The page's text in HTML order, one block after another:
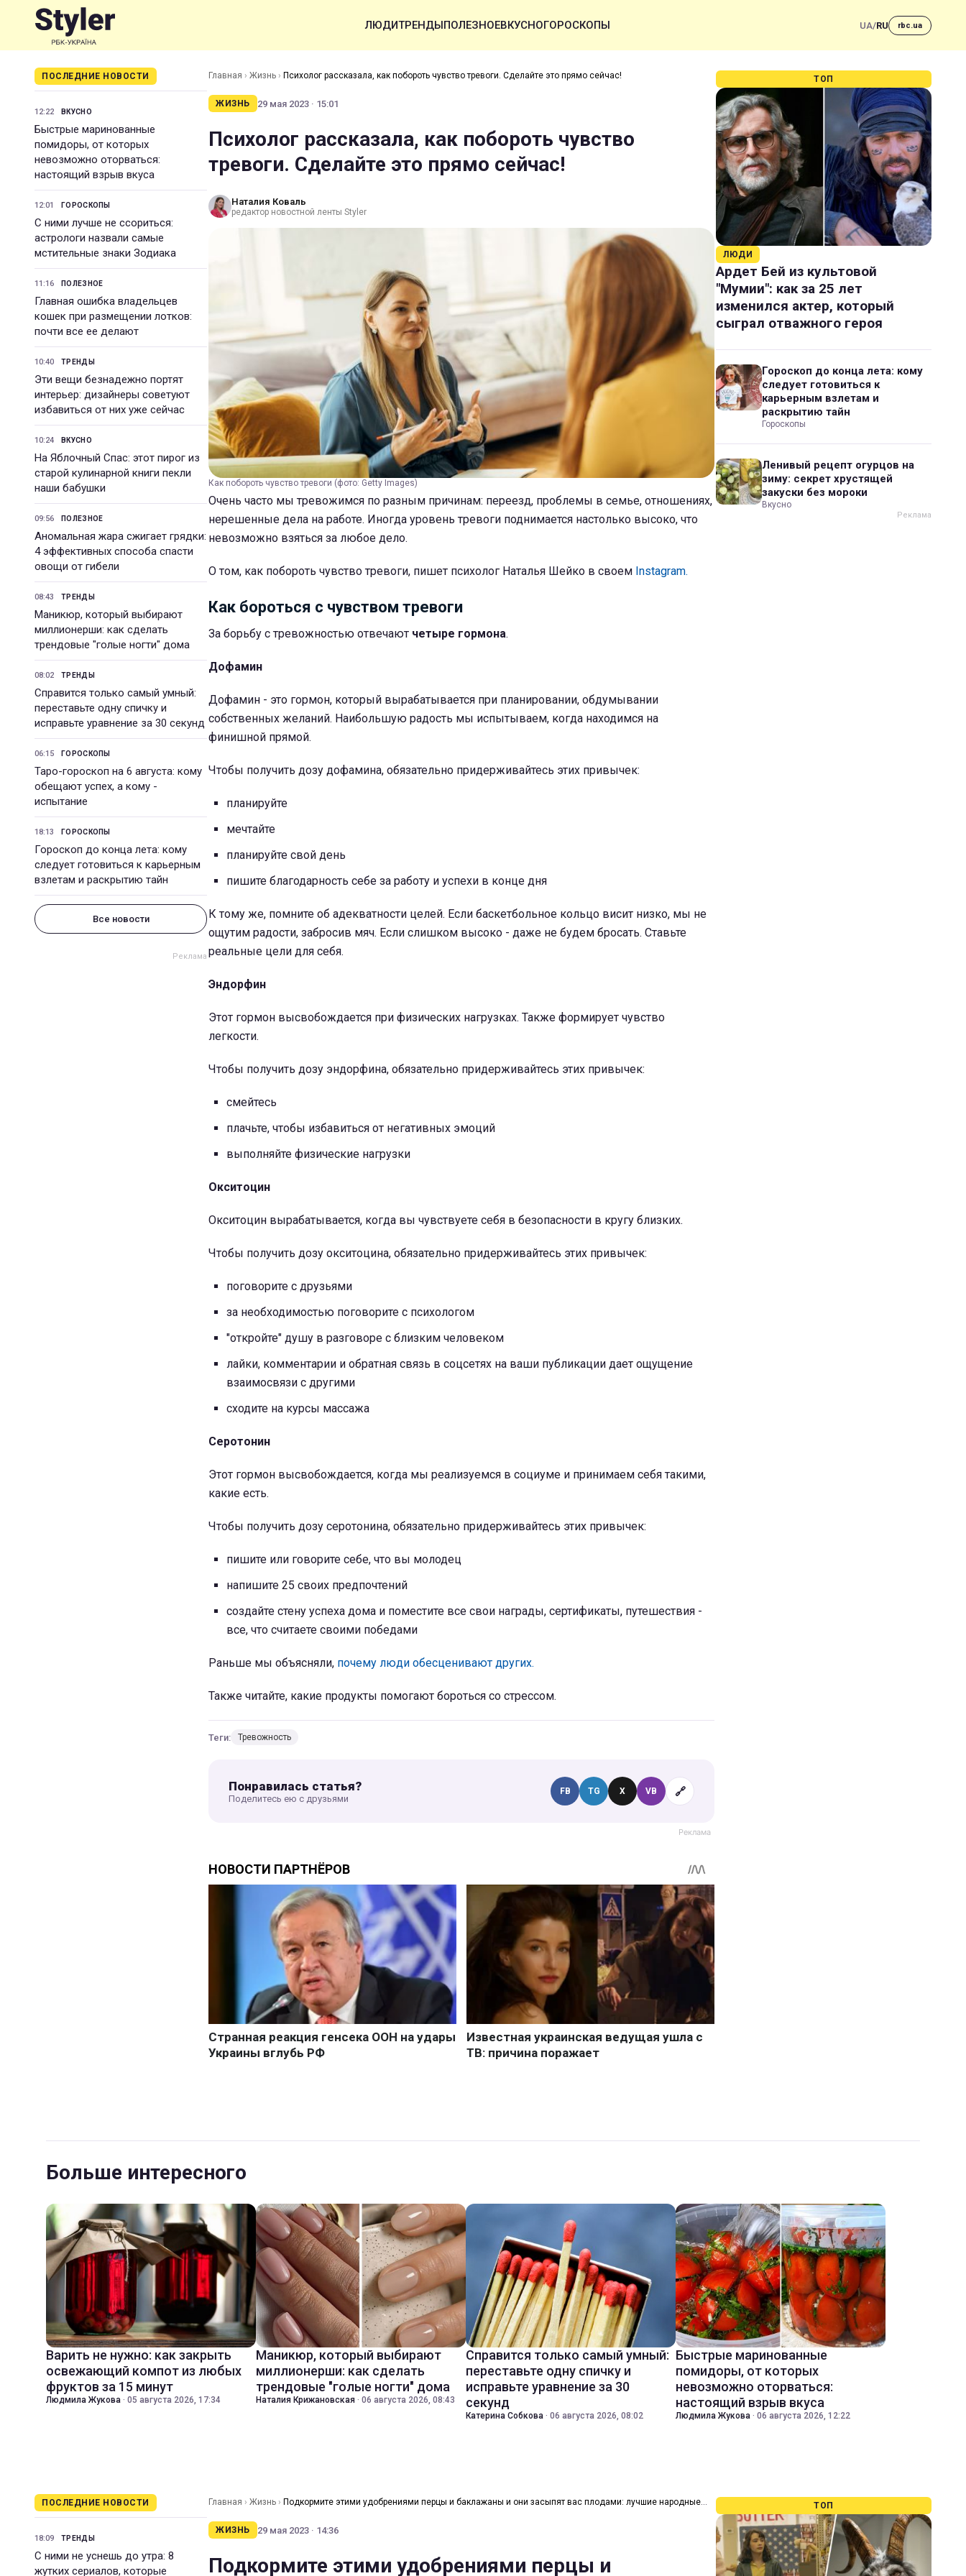
ЛЮДИТРЕНДЫПОЛЕЗНОЕВКУСНОГОРОСКОПЫ UA/RU rbc.ua
ПОСЛЕДНИЕ НОВОСТИ
12:22 ВКУСНО
Быстрые маринованные
помидоры, от которых
невозможно оторваться:
настоящий взрыв вкуса
12:01 ГОРОСКОПЫ
С ними лучше не ссориться:
астрологи назвали самые
мстительные знаки Зодиака
11:16 ПОЛЕЗНОЕ
Главная ошибка владельцев
кошек при размещении лотков:
почти все ее делают
10:40 ТРЕНДЫ
Эти вещи безнадежно портят
интерьер: дизайнеры советуют
избавиться от них уже сейчас
10:24 ВКУСНО
На Яблочный Спас: этот пирог из
старой кулинарной книги пекли
наши бабушки
09:56 ПОЛЕЗНОЕ
Аномальная жара сжигает грядки:
4 эффективных способа спасти
овощи от гибели
08:43 ТРЕНДЫ
Маникюр, который выбирают
миллионерши: как сделать
трендовые "голые ногти" дома
08:02 ТРЕНДЫ
Справится только самый умный:
переставьте одну спичку и
исправьте уравнение за 30 секунд
06:15 ГОРОСКОПЫ
Таро-гороскоп на 6 августа: кому
обещают успех, а кому -
испытание
18:13 ГОРОСКОПЫ
Гороскоп до конца лета: кому
следует готовиться к карьерным
взлетам и раскрытию тайн
Все новости
Главная › Жизнь › Психолог рассказала, как побороть чувство тревоги. Сделайте это прямо сейчас!
ЖИЗНЬ 29 мая 2023 · 15:01
Психолог рассказала, как побороть чувство
тревоги. Сделайте это прямо сейчас!
Наталия Коваль
редактор новостной ленты Styler
Как побороть чувство тревоги (фото: Getty Images)
Очень часто мы тревожимся по разным причинам: переезд, проблемы в семье, отношениях,
нерешенные дела на работе. Иногда уровень тревоги поднимается настолько высоко, что
невозможно взяться за любое дело.
О том, как побороть чувство тревоги, пишет психолог Наталья Шейко в своем Instagram.
Как бороться с чувством тревоги
За борьбу с тревожностью отвечают четыре гормона.
Дофамин
Дофамин - это гормон, который вырабатывается при планировании, обдумывании
собственных желаний. Наибольшую радость мы испытываем, когда находимся на
финишной прямой.
Чтобы получить дозу дофамина, обязательно придерживайтесь этих привычек:
планируйте
мечтайте
планируйте свой день
пишите благодарность себе за работу и успехи в конце дня
К тому же, помните об адекватности целей. Если баскетбольное кольцо висит низко, мы не
ощутим радости, забросив мяч. Если слишком высоко - даже не будем бросать. Ставьте
реальные цели для себя.
Эндорфин
Этот гормон высвобождается при физических нагрузках. Также формирует чувство
легкости.
Чтобы получить дозу эндорфина, обязательно придерживайтесь этих привычек:
смейтесь
плачьте, чтобы избавиться от негативных эмоций
выполняйте физические нагрузки
Окситоцин
Окситоцин вырабатывается, когда вы чувствуете себя в безопасности в кругу близких.
Чтобы получить дозу окситоцина, обязательно придерживайтесь этих привычек:
поговорите с друзьями
за необходимостью поговорите с психологом
"откройте" душу в разговоре с близким человеком
лайки, комментарии и обратная связь в соцсетях на ваши публикации дает ощущение
взаимосвязи с другими
сходите на курсы массажа
Серотонин
Этот гормон высвобождается, когда мы реализуемся в социуме и принимаем себя такими,
какие есть.
Чтобы получить дозу серотонина, обязательно придерживайтесь этих привычек:
пишите или говорите себе, что вы молодец
напишите 25 своих предпочтений
создайте стену успеха дома и поместите все свои награды, сертификаты, путешествия -
все, что считаете своими победами
Раньше мы объясняли, почему люди обесценивают других.
Также читайте, какие продукты помогают бороться со стрессом.
Теги: Тревожность
Понравилась статья?
Поделитесь ею с друзьями
FB TG X VB 🔗
ТОП
ЛЮДИ
Ардет Бей из культовой
"Мумии": как за 25 лет
изменился актер, который
сыграл отважного героя
Гороскоп до конца лета: кому
следует готовиться к
карьерным взлетам и
раскрытию тайн
Гороскопы
Ленивый рецепт огурцов на
зиму: секрет хрустящей
закуски без мороки
Вкусно
Больше интересного
Варить не нужно: как закрыть
освежающий компот из любых
фруктов за 15 минут
Людмила Жукова · 05 августа 2026, 17:34
Маникюр, который выбирают
миллионерши: как сделать
трендовые "голые ногти" дома
Наталия Крижановская · 06 августа 2026, 08:43
Справится только самый умный:
переставьте одну спичку и
исправьте уравнение за 30
секунд
Катерина Собкова · 06 августа 2026, 08:02
Быстрые маринованные
помидоры, от которых
невозможно оторваться:
настоящий взрыв вкуса
Людмила Жукова · 06 августа 2026, 12:22
ПОСЛЕДНИЕ НОВОСТИ
18:09 ТРЕНДЫ
С ними не уснешь до утра: 8
жутких сериалов, которые
Главная › Жизнь › Подкормите этими удобрениями перцы и баклажаны и они засыпят вас плодами: лучшие народные
ЖИЗНЬ
29 мая 2023 · 14:36
Подкормите этими удобрениями перцы и
ТОП